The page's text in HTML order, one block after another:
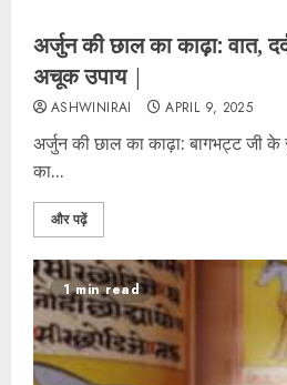
अर्जुन की छाल का काढ़ा: वात,
अचूक उपाय |
ASHWINIRAI APRIL 9, 2025
अर्जुन की छाल का काढ़ा: बागभट्ट जी के
का...
और पढ़ें
1 min read